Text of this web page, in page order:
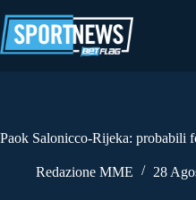
al
contenuto
Paok Salonicco-Rijeka: probabili
Redazione MME 28